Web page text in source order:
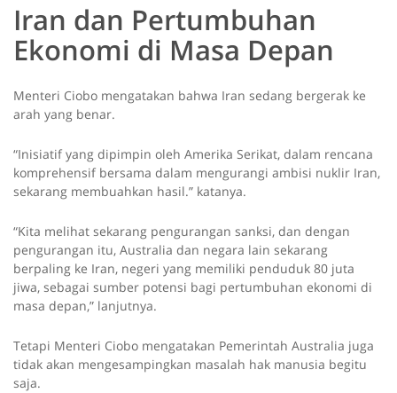
Iran dan Pertumbuhan
Ekonomi di Masa Depan
Menteri Ciobo mengatakan bahwa Iran sedang bergerak ke
arah yang benar.
“Inisiatif yang dipimpin oleh Amerika Serikat, dalam rencana
komprehensif bersama dalam mengurangi ambisi nuklir Iran,
sekarang membuahkan hasil.” katanya.
“Kita melihat sekarang pengurangan sanksi, dan dengan
pengurangan itu, Australia dan negara lain sekarang
berpaling ke Iran, negeri yang memiliki penduduk 80 juta
jiwa, sebagai sumber potensi bagi pertumbuhan ekonomi di
masa depan,” lanjutnya.
Tetapi Menteri Ciobo mengatakan Pemerintah Australia juga
tidak akan mengesampingkan masalah hak manusia begitu
saja.